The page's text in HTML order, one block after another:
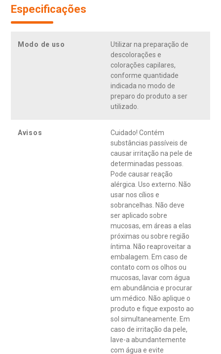
Especificações
Modo de uso
Utilizar na preparação de
descolorações e
colorações capilares,
conforme quantidade
indicada no modo de
preparo do produto a ser
utilizado.
Avisos
Cuidado! Contém
substâncias passíveis de
causar irritação na pele de
determinadas pessoas.
Pode causar reação
alérgica. Uso externo. Não
usar nos cílios e
sobrancelhas. Não deve
ser aplicado sobre
mucosas, em áreas a elas
próximas ou sobre região
íntima. Não reaproveitar a
embalagem. Em caso de
contato com os olhos ou
mucosas, lavar com água
em abundância e procurar
um médico. Não aplique o
produto e fique exposto ao
sol simultaneamente. Em
caso de irritação da pele,
lave-a abundantemente
com água e evite